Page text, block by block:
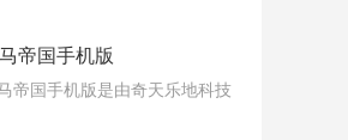
帝国手机版
帝国手机版是由奇天乐地科技（北京）有限